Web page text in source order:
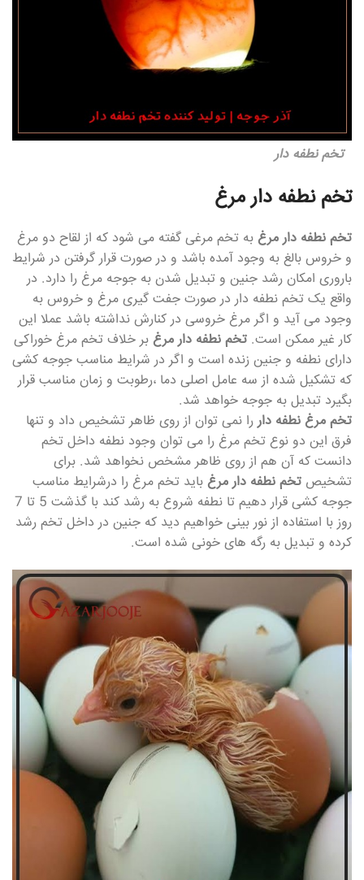
تخم نطفه دار
تخم نطفه دار مرغ
تخم نطفه دار مرغ به تخم مرغی گفته می شود که از لقاح دو مرغ
و خروس بالغ به وجود آمده باشد و در صورت قرار گرفتن در شرایط
باروری امکان رشد جنین و تبدیل شدن به جوجه مرغ را دارد. در
واقع یک تخم نطفه دار در صورت جفت گیری مرغ و خروس به
وجود می آید و اگر مرغ خروسی در کنارش نداشته باشد عملا این
کار غیر ممکن است. تخم نطفه دار مرغ بر خلاف تخم مرغ خوراکی
دارای نطفه و جنین زنده است و اگر در شرایط مناسب جوجه کشی
که تشکیل شده از سه عامل اصلی دما ،رطوبت و زمان مناسب قرار
بگیرد تبدیل به جوجه خواهد شد.
تخم مرغ نطفه داررا نمی توان از روی ظاهر تشخیص داد و تنها
فرق این دو نوع تخم مرغ را می توان وجود نطفه داخل تخم
دانست که آن هم از روی ظاهر مشخص نخواهد شد. برای
تشخیص تخم نطفه دار مرغ باید تخم مرغ را درشرایط مناسب
جوجه کشی قرار دهیم تا نطفه شروع به رشد کند با گذشت 5 تا 7
روز با استفاده از نور بینی خواهیم دید که جنین در داخل تخم رشد
کرده و تبدیل به رگه های خونی شده است.